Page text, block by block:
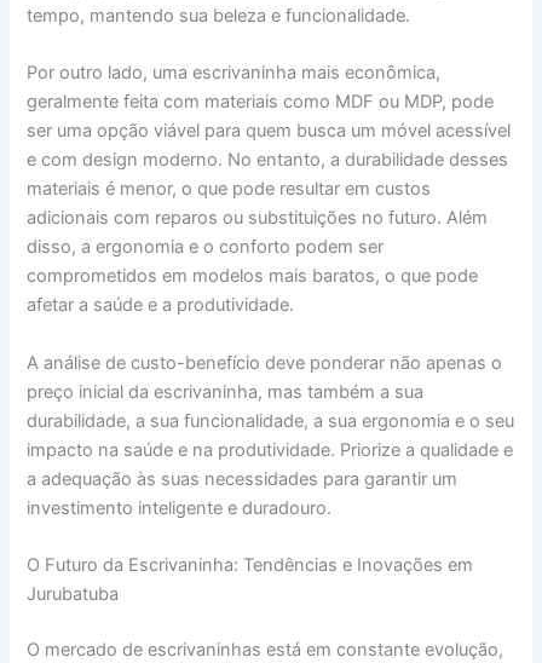
tempo, mantendo sua beleza e funcionalidade.
Por outro lado, uma escrivaninha mais econômica,
geralmente feita com materiais como MDF ou MDP, pode
ser uma opção viável para quem busca um móvel acessível
e com design moderno. No entanto, a durabilidade desses
materiais é menor, o que pode resultar em custos
adicionais com reparos ou substituições no futuro. Além
disso, a ergonomia e o conforto podem ser
comprometidos em modelos mais baratos, o que pode
afetar a saúde e a produtividade.
A análise de custo-benefício deve ponderar não apenas o
preço inicial da escrivaninha, mas também a sua
durabilidade, a sua funcionalidade, a sua ergonomia e o seu
impacto na saúde e na produtividade. Priorize a qualidade e
a adequação às suas necessidades para garantir um
investimento inteligente e duradouro.
O Futuro da Escrivaninha: Tendências e Inovações em
Jurubatuba
O mercado de escrivaninhas está em constante evolução,